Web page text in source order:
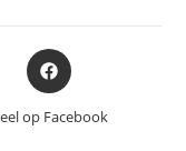
Opent
in
nieuw
op Facebook